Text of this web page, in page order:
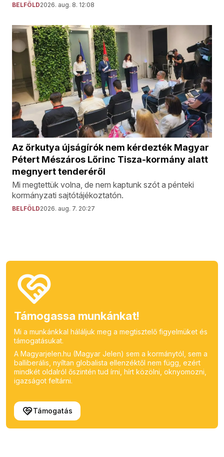
BELFÖLD2026. aug. 8. 12:08
Az őrkutya újságírók nem kérdezték Magyar
Pétert Mészáros Lőrinc Tisza-kormány alatt
megnyert tenderéről
Mi megtettük volna, de nem kaptunk szót a pénteki
kormányzati sajtótájékoztatón.
BELFÖLD2026. aug. 7. 20:27
Támogassa munkánkat!
Mi a munkánkkal háláljuk meg a megtisztelő figyelmüket és
támogatásukat.
A Magyarjelen.hu (Magyar Jelen) sem a kormánytól, sem a
balliberális, nyíltan globalista ellenzéktől nem függ, ezért
mindkét oldalról őszintén tud írni, hírt közölni, oknyomozni,
igazságot feltárni.
Támogatás